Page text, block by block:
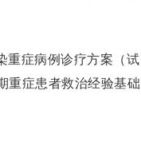
重症病例诊疗方案（试
重症患者救治经验基础